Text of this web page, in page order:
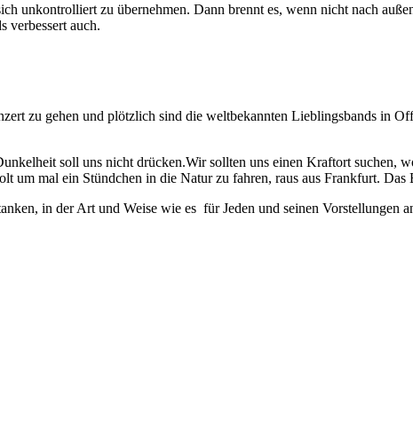
unkontrolliert zu übernehmen. Dann brennt es, wenn nicht nach
verbessert auch.
zu gehen und plötzlich sind die weltbekannten Lieblingsbands in
soll uns nicht drücken.Wir sollten uns einen Kraftort suchen,
um mal ein Stündchen in die Natur zu fahren, raus aus Frankfurt.
in der Art und Weise wie es für Jeden und seinen Vorstellungen